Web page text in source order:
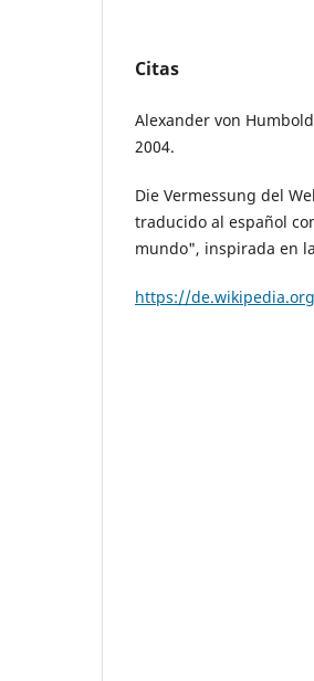
Citas
Alexander von
2004.
Die Vermessung del
traducido al español
mundo", inspirada en
https://